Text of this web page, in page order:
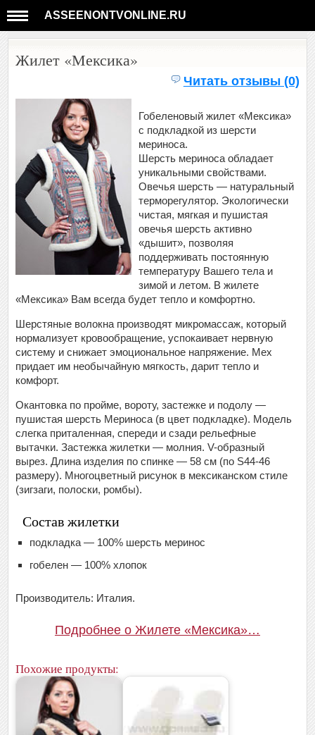
ASSEENONTVONLINE.RU
Жилет «Мексика»
Читать отзывы (0)
Гобеленовый жилет «Мексика»
с подкладкой из шерсти
мериноса.
Шерсть мериноса обладает
уникальными свойствами.
Овечья шерсть — натуральный
терморегулятор. Экологически
чистая, мягкая и пушистая
овечья шерсть активно
«дышит», позволяя
поддерживать постоянную
температуру Вашего тела и
зимой и летом. В жилете
«Мексика» Вам всегда будет тепло и комфортно.
Шерстяные волокна производят микромассаж, который
нормализует кровообращение, успокаивает нервную
систему и снижает эмоциональное напряжение. Мех
придает им необычайную мягкость, дарит тепло и
комфорт.
Окантовка по пройме, вороту, застежке и подолу —
пушистая шерсть Мериноса (в цвет подкладке). Модель
слегка приталенная, спереди и сзади рельефные
вытачки. Застежка жилетки — молния. V-образный
вырез. Длина изделия по спинке — 58 см (по S44-46
размеру). Многоцветный рисунок в мексиканском стиле
(зигзаги, полоски, ромбы).
Состав жилетки
подкладка — 100% шерсть меринос
гобелен — 100% хлопок
Производитель: Италия.
Подробнее о Жилете «Мексика»…
Похожие продукты: